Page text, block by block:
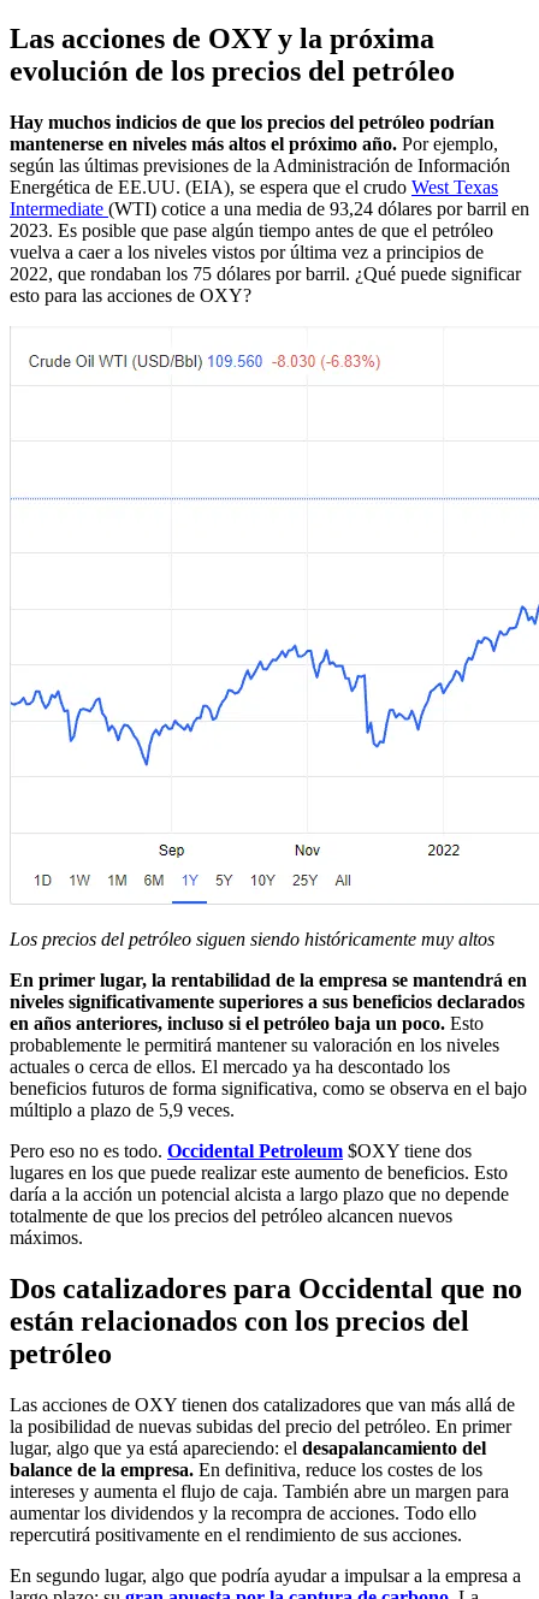
Las acciones de OXY y la próxima
evolución de los precios del petróleo
Hay muchos indicios de que los precios del petróleo podrían
mantenerse en niveles más altos el próximo año. Por ejemplo,
según las últimas previsiones de la Administración de Información
Energética de EE.UU. (EIA), se espera que el crudo West Texas
Intermediate (WTI) cotice a una media de 93,24 dólares por barril en
2023. Es posible que pase algún tiempo antes de que el petróleo
vuelva a caer a los niveles vistos por última vez a principios de
2022, que rondaban los 75 dólares por barril. ¿Qué puede significar
esto para las acciones de OXY?
Los precios del petróleo siguen siendo históricamente muy altos
En primer lugar, la rentabilidad de la empresa se mantendrá en
niveles significativamente superiores a sus beneficios declarados
en años anteriores, incluso si el petróleo baja un poco. Esto
probablemente le permitirá mantener su valoración en los niveles
actuales o cerca de ellos. El mercado ya ha descontado los
beneficios futuros de forma significativa, como se observa en el bajo
múltiplo a plazo de 5,9 veces.
Pero eso no es todo. Occidental Petroleum $OXY tiene dos
lugares en los que puede realizar este aumento de beneficios. Esto
daría a la acción un potencial alcista a largo plazo que no depende
totalmente de que los precios del petróleo alcancen nuevos
máximos.
Dos catalizadores para Occidental que no
están relacionados con los precios del
petróleo
Las acciones de OXY tienen dos catalizadores que van más allá de
la posibilidad de nuevas subidas del precio del petróleo. En primer
lugar, algo que ya está apareciendo: el desapalancamiento del
balance de la empresa. En definitiva, reduce los costes de los
intereses y aumenta el flujo de caja. También abre un margen para
aumentar los dividendos y la recompra de acciones. Todo ello
repercutirá positivamente en el rendimiento de sus acciones.
En segundo lugar, algo que podría ayudar a impulsar a la empresa a